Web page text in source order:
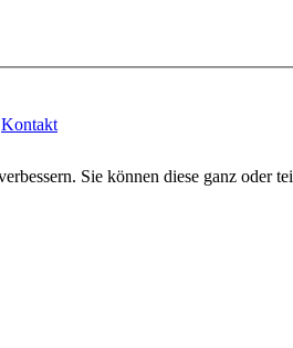
Kontakt
Sie können diese ganz oder